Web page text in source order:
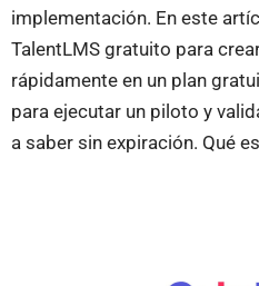
implementación. En este
TalentLMS gratuito para
rápidamente en un plan
para ejecutar un piloto y
a saber sin expiración. Qué